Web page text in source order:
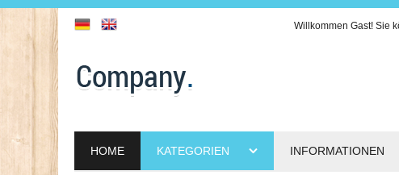
Willkommen Gast! Sie
HOME KATEGORIEN INFORMATIONEN